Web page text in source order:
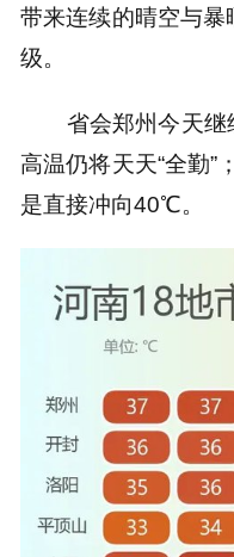
带来连续的晴空与暴
级。
省会郑州今天
高温仍将天天“全勤”
是直接冲向40℃。